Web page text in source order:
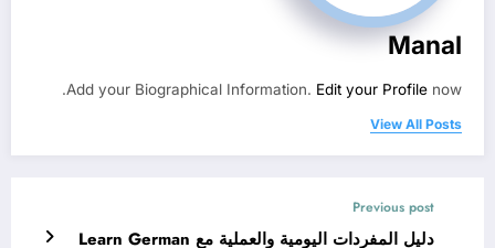
Manal
Add your Biographical Information. Edit your Profile now.
View All Posts
Previous post
دليل المفردات اليومية والعملية مع Learn German